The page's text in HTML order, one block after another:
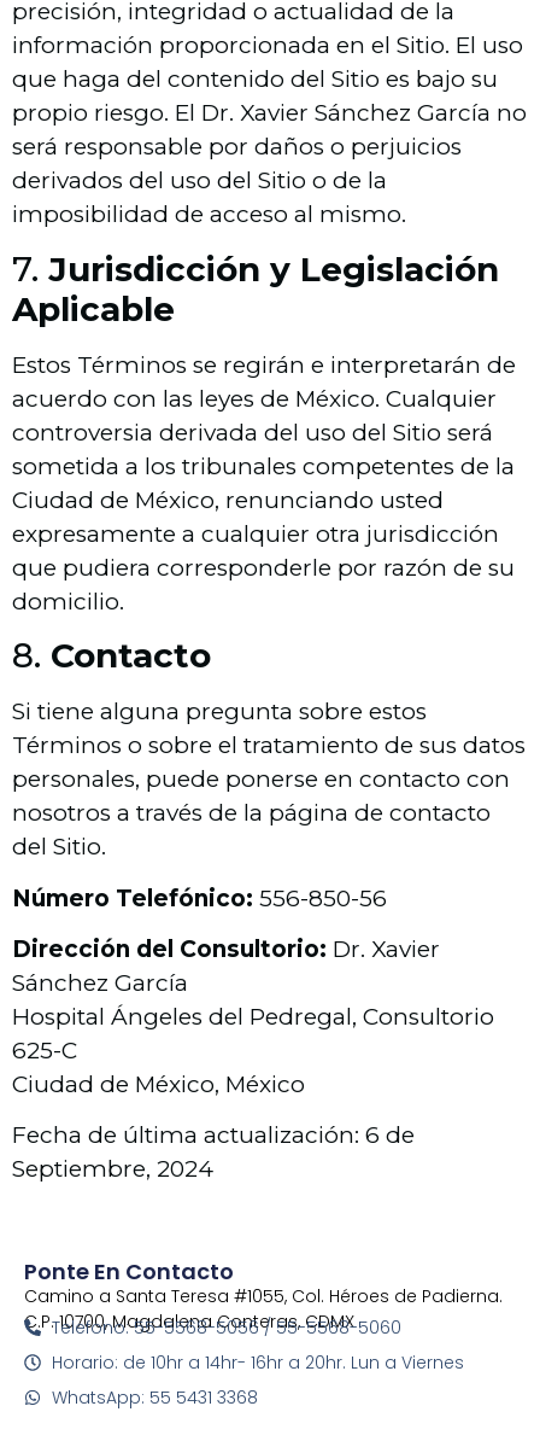
precisión, integridad o actualidad de la
información proporcionada en el Sitio. El uso
que haga del contenido del Sitio es bajo su
propio riesgo. El Dr. Xavier Sánchez García no
será responsable por daños o perjuicios
derivados del uso del Sitio o de la
imposibilidad de acceso al mismo.
7. Jurisdicción y Legislación
Aplicable
Estos Términos se regirán e interpretarán de
acuerdo con las leyes de México. Cualquier
controversia derivada del uso del Sitio será
sometida a los tribunales competentes de la
Ciudad de México, renunciando usted
expresamente a cualquier otra jurisdicción
que pudiera corresponderle por razón de su
domicilio.
8. Contacto
Si tiene alguna pregunta sobre estos
Términos o sobre el tratamiento de sus datos
personales, puede ponerse en contacto con
nosotros a través de la página de contacto
del Sitio.
Número Telefónico: 556-850-56
Dirección del Consultorio: Dr. Xavier
Sánchez García
Hospital Ángeles del Pedregal, Consultorio
625-C
Ciudad de México, México
Fecha de última actualización: 6 de
Septiembre, 2024
Ponte En Contacto
Camino a Santa Teresa #1055, Col. Héroes de Padierna.
C.P. 10700, Magdalena Conteras, CDMX
Telefono: 55-5568-5056 / 55-5568-5060
Horario: de 10hr a 14hr- 16hr a 20hr. Lun a Viernes
WhatsApp: 55 5431 3368